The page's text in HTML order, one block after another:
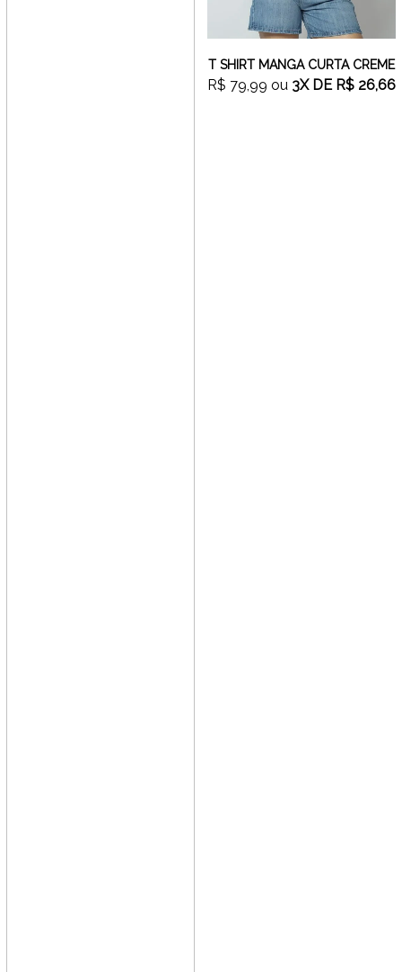
T SHIRT MANGA CURTA CREME
R$ 79,99 ou 3XDE R$ 26,66